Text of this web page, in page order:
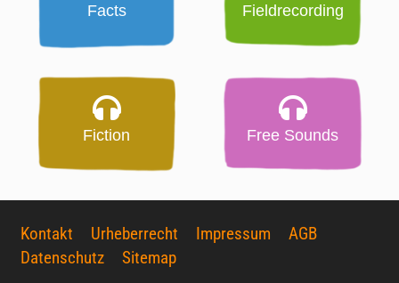
Facts Fieldrecording
Fiction Free Sounds
Kontakt Urheberrecht Impressum
AGB
Datenschutz
Sitemap